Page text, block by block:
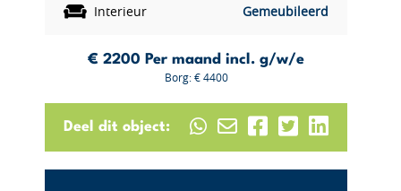
Interieur Gemeubileerd
€ 2200 Per maand incl. g/w/e
Borg: € 4400
Deel dit object: